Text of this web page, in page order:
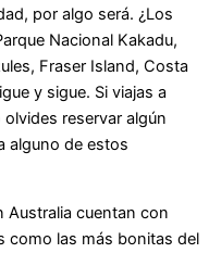
por algo será. ¿Los
Nacional Kakadu,
Fraser Island, Costa
y sigue. Si viajas a
reservar algún
alguno de estos
Australia cuentan con
como las más bonitas del